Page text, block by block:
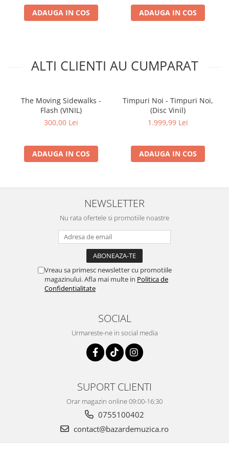
ADAUGA IN COS ADAUGA IN COS
ALTI CLIENTI AU CUMPARAT
The Moving Sidewalks -
Flash (VINIL)
300,00 Lei
ADAUGA IN COS
Timpuri Noi - Timpuri Noi,
(Disc Vinil)
1.999,99 Lei
ADAUGA IN COS
NEWSLETTER
Nu rata ofertele si promotiile noastre
Vreau sa primesc newsletter cu promotiile
magazinului. Afla mai multe in Politica de
Confidentialitate
SOCIAL
Urmareste-ne in social media
SUPORT CLIENTI
Orar magazin online 09:00-16:30
0755100402
contact@bazardemuzica.ro